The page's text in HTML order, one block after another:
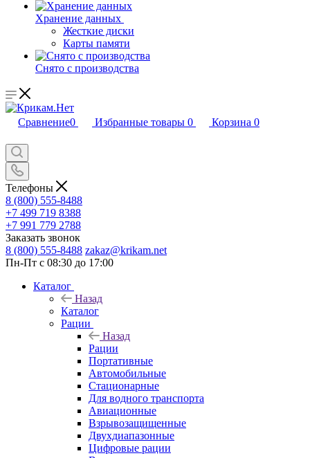
Хранение данных
Жесткие диски
Карты памяти
Снято с производства
Сравнение0 Избранные товары 0 Корзина 0
Телефоны
8 (800) 555-8488
+7 499 719 8388
+7 991 779 2788
Заказать звонок
8 (800) 555-8488 zakaz@krikam.net
Пн-Пт с 08:30 до 17:00
Каталог
Назад
Каталог
Рации
Назад
Рации
Портативные
Автомобильные
Стационарные
Для водного транспорта
Авиационные
Взрывозащищенные
Двухдиапазонные
Цифровые рации